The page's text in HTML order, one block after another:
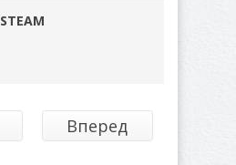
STEAM
Вперед